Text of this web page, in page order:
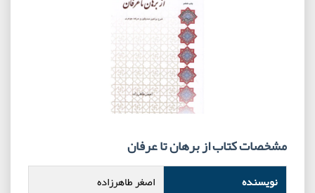
مشخصات کتاب از برهان تا عرفان
نویسنده
اصغر طاهرزاده